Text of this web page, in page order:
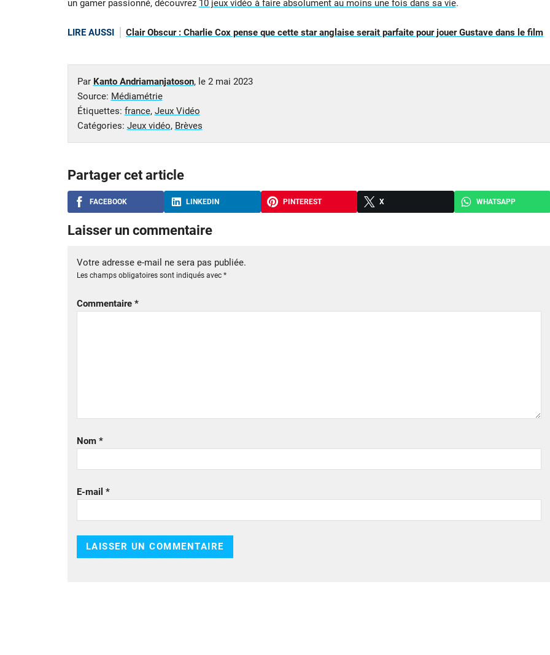
un gamer passionné, découvrez 10 jeux vidéo à faire absolument au moins une fois dans sa vie.
LIRE AUSSI Clair Obscur : Charlie Cox pense que cette star anglaise serait parfaite pour jouer Gustave dans le film
Par Kanto Andriamanjatoson, le 2 mai 2023
Source: Médiamétrie
Étiquettes: france, Jeux Vidéo
Catégories: Jeux vidéo, Brèves
Partager cet article
FACEBOOK LINKEDIN PINTEREST X WHATSAPP
Laisser un commentaire
Votre adresse e-mail ne sera pas publiée.
Les champs obligatoires sont indiqués avec *
Commentaire *
Nom *
E-mail *